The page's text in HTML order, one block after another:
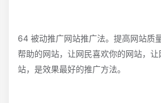
64 被动推广网站推广法。提高网站质
帮助的网站，让网民喜欢你的网站，
站，是效果最好的推广方法。